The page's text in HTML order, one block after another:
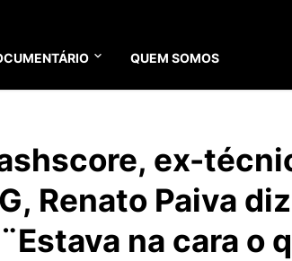
QUEM SOMOS
ex-
Renato Paiva diz
na cara o